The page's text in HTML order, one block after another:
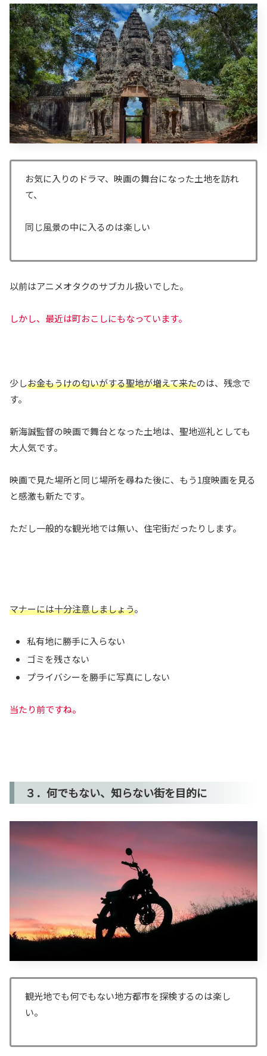
お気に入りのドラマ、映画の舞台になった土地を訪れ
て、
同じ風景の中に入るのは楽しい
以前はアニメオタクのサブカル扱いでした。
しかし、最近は町おこしにもなっています。
少しお金もうけの匂いがする聖地が増えて来たのは、残念で
す。
新海誠監督の映画で舞台となった土地は、聖地巡礼としても
大人気です。
映画で見た場所と同じ場所を尋ねた後に、もう1度映画を見る
と感激も新たです。
ただし一般的な観光地では無い、住宅街だったりします。
マナーには十分注意しましょう。
私有地に勝手に入らない
ゴミを残さない
プライバシーを勝手に写真にしない
当たり前ですね。
３．何でもない、知らない街を目的に
観光地でも何でもない地方都市を探検するのは楽し
い。